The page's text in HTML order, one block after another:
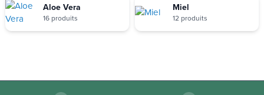
Aloe Vera
16 produits
Miel
12 produits